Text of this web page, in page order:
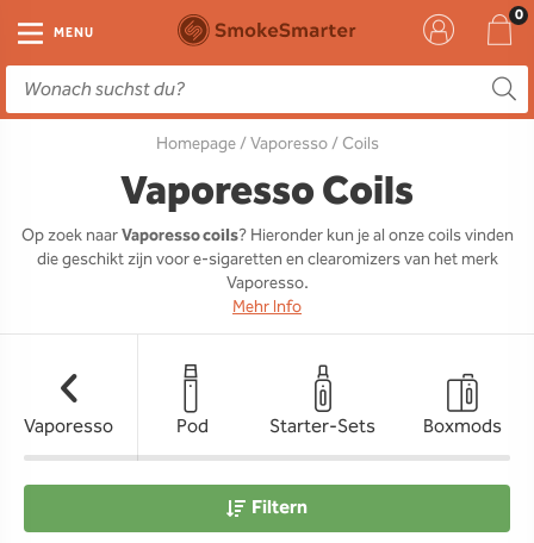
MENU E-Zigarette
E-Zigaretten Starter-Sets
Clearomizer
Coils
Einweg
Einweg Vape
Einweg Pod Akku
Liquids
E-Liquid
Base
Zubehör
Clearomizer
Driptips
Akkus
Ladegeräte
Ersatzgläser
DIY
Aromen
Wick & Coils
Liquid Flaschen
Homepage/Vaporesso/ Coils
Vaporesso Coils
Op zoek naarVaporesso coils? Hieronder kun je al onze coils vinden
die geschikt zijn voor e-sigaretten en clearomizers van het merk
Vaporesso.
Mehr Info
Vaporesso Pod Starter-Sets Boxmods
Filtern